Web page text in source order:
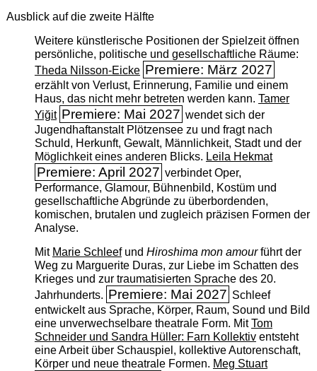
Ausblick auf die zweite Hälfte
Weitere künstlerische Positionen der Spielzeit öffnen
persönliche, politische und gesellschaftliche Räume:
Theda Nilsson-Eicke Premiere: März 2027
erzählt von Verlust, Erinnerung, Familie und einem
Haus, das nicht mehr betreten werden kann. Tamer
Yiğit Premiere: Mai 2027 wendet sich der
Jugendhaftanstalt Plötzensee zu und fragt nach
Schuld, Herkunft, Gewalt, Männlichkeit, Stadt und der
Möglichkeit eines anderen Blicks. Leila Hekmat
Premiere: April 2027 verbindet Oper,
Performance, Glamour, Bühnenbild, Kostüm und
gesellschaftliche Abgründe zu überbordenden,
komischen, brutalen und zugleich präzisen Formen der
Analyse.
Mit Marie Schleefund Hiroshima mon amourführt der
Weg zu Marguerite Duras, zur Liebe im Schatten des
Krieges und zur traumatisierten Sprache des 20.
Jahrhunderts. Premiere: Mai 2027 Schleef
entwickelt aus Sprache, Körper, Raum, Sound und Bild
eine unverwechselbare theatrale Form. MitTom
Schneider und Sandra Hüller: Farn Kollektiventsteht
eine Arbeit über Schauspiel, kollektive Autorenschaft,
Körper und neue theatrale Formen. Meg Stuart